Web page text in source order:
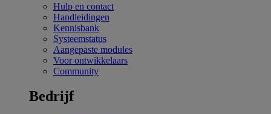
Hulp en contact
Handleidingen
Kennisbank
Systeemstatus
Aangepaste modules
Voor ontwikkelaars
Community
Bedrijf